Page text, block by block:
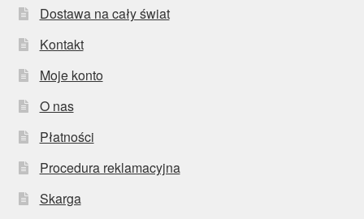
Dostawa na cały świat
Kontakt
Moje konto
O nas
Płatności
Procedura reklamacyjna
Skarga